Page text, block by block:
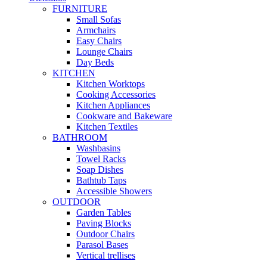
FURNITURE
Small Sofas
Armchairs
Easy Chairs
Lounge Chairs
Day Beds
KITCHEN
Kitchen Worktops
Cooking Accessories
Kitchen Appliances
Cookware and Bakeware
Kitchen Textiles
BATHROOM
Washbasins
Towel Racks
Soap Dishes
Bathtub Taps
Accessible Showers
OUTDOOR
Garden Tables
Paving Blocks
Outdoor Chairs
Parasol Bases
Vertical trellises